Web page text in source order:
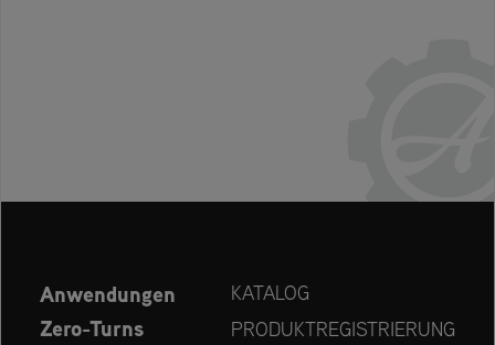
Anwendungen
Zero-Turns
KATALOG
PRODUKTREGISTRIERUNG